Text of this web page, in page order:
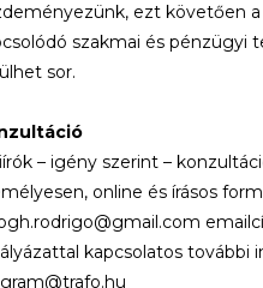
ezt követően
szakmai és pénzügyi
sor.
– igény szerint –
online és írásos
kapcsolatos további